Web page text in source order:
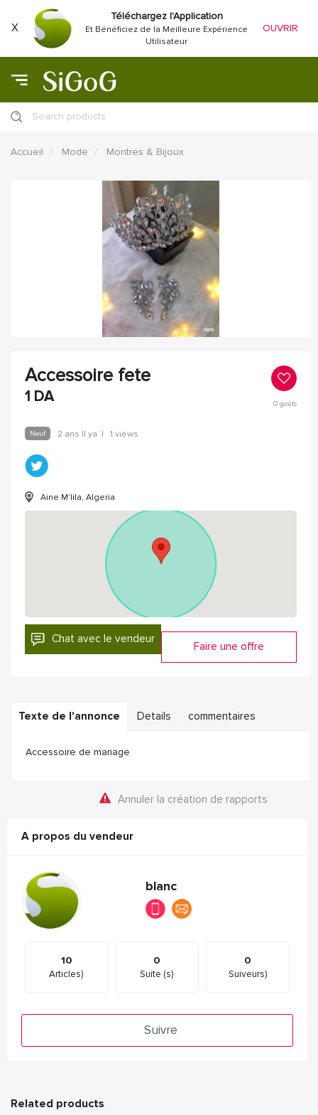
X
Téléchargez l'Application
Et Bénéficiez de la Meilleure Expérience
Utilisateur
OUVRIR
Search products
Accueil Mode Montres & Bijoux
Accessoire fete
1 DA 0goûts
Neuf 2 ans Il ya | 1 views
Aine M'lila, Algeria
Chat avec le vendeur
Faire une offre
Texte de l'annonce Details commentaires
Accessoire de mariage
Annuler la création de rapports
A propos du vendeur
blanc
10
Articles)
0
Suite (s)
0
Suiveurs)
Suivre
Related products